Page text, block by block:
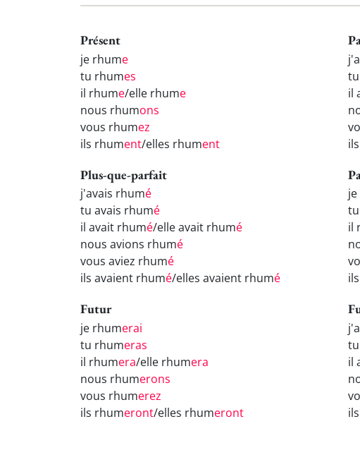
Présent
je rhume
tu rhumes
il rhume/elle rhume
nous rhumons
vous rhumez
ils rhument/elles rhument
il
Plus-que-parfait
j'avais rhumé
tu avais rhumé
il avait rhumé/elle avait rhumé
nous avions rhumé
vous aviez rhumé
ils avaient rhumé/elles avaient rhumé
il
Futur
je rhumerai
tu rhumeras
il rhumera/elle rhumera
nous rhumerons
vous rhumerez
ils rhumeront/elles rhumeront
il